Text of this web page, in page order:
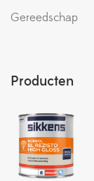
Gereedschap
Producten